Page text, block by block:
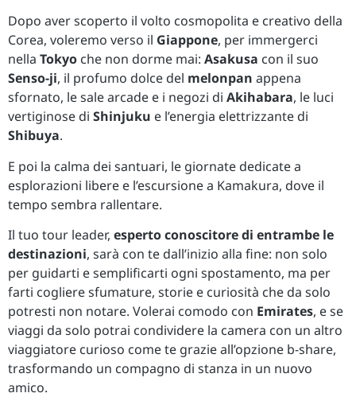
Dopo aver scoperto il volto cosmopolita e creativo della
Corea, voleremo verso il Giappone, per immergerci
nella Tokyo che non dorme mai: Asakusa con il suo
Senso-ji, il profumo dolce del melonpan appena
sfornato, le sale arcade e i negozi di Akihabara, le luci
vertiginose di Shinjuku e l’energia elettrizzante di
Shibuya.
E poi la calma dei santuari, le giornate dedicate a
esplorazioni libere e l’escursione a Kamakura, dove il
tempo sembra rallentare.
Il tuo tour leader, esperto conoscitore di entrambe le
destinazioni, sarà con te dall’inizio alla fine: non solo
per guidarti e semplificarti ogni spostamento, ma per
farti cogliere sfumature, storie e curiosità che da solo
potresti non notare. Volerai comodo con Emirates, e se
viaggi da solo potrai condividere la camera con un altro
viaggiatore curioso come te grazie all’opzione b-share,
trasformando un compagno di stanza in un nuovo
amico.